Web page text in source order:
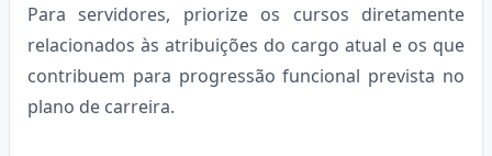
Para servidores, priorize os cursos diretamente
relacionados às atribuições do cargo atual e os que
contribuem para progressão funcional prevista no
plano de carreira.